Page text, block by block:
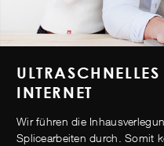
INTERNET
Wir führen die
Splicearbeiten durch. Somit